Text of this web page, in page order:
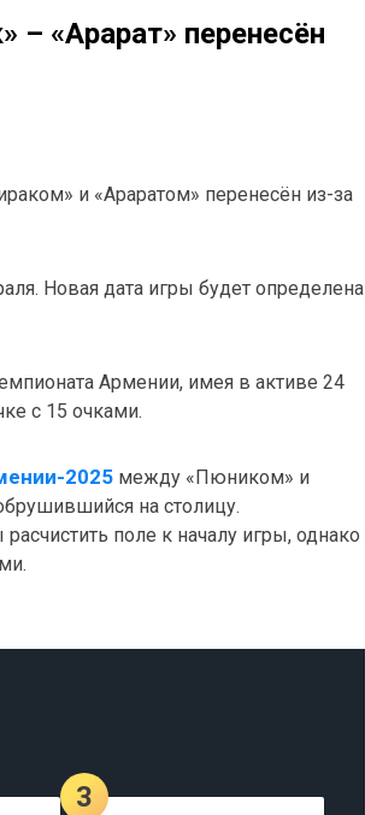
«Арарат» перенесён
и «Араратом» перенесён из-за
Новая дата игры будет определена
Армении, имея в активе 24
с 15 очками.
2025 между «Пюником» и
на столицу.
поле к началу игры, однако
3